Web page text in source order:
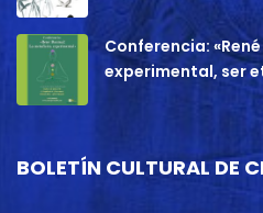
Conferencia:
experimental, ser
BOLETÍN CULTURAL DE